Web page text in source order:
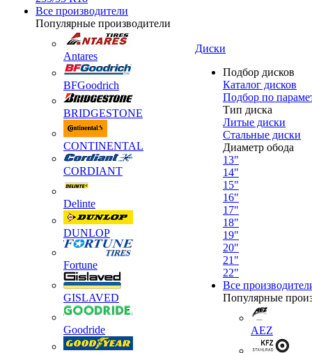
Все производители
Популярные производители
Antares
BFGoodrich
BRIDGESTONE
CONTINENTAL
CORDIANT
Delinte
DUNLOP
Fortune
GISLAVED
Goodride
Диски
Подбор дисков
Каталог дисков
Подбор по
Тип диска
Литые диски
Стальные диски
Диаметр обода
13"
14"
15"
16"
17"
18"
19"
20"
21"
22"
Все
Популярные
AEZ